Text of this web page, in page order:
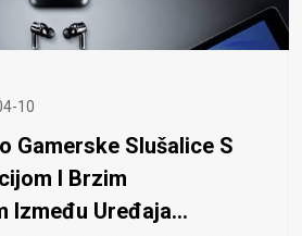
10
Gamerske Slušalice S
I Brzim
Između Uređaja...